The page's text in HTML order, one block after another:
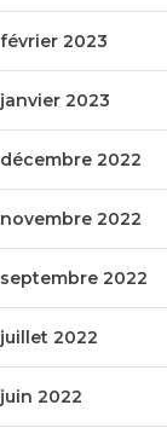
février 2023
janvier 2023
décembre 2022
novembre 2022
septembre 2022
juillet 2022
juin 2022